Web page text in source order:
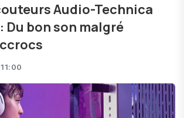
Audio-Technica
Du bon son malgré